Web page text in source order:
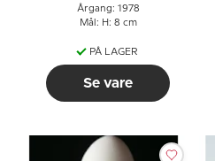
Årgang: 1978
Mål: H: 8 cm
PÅ LAGER
Se vare